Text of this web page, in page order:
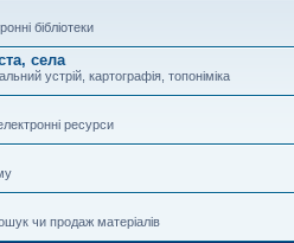
бібліотеки
села
устрій, картографія, топоніміка
ресурси
чи продаж матеріалів